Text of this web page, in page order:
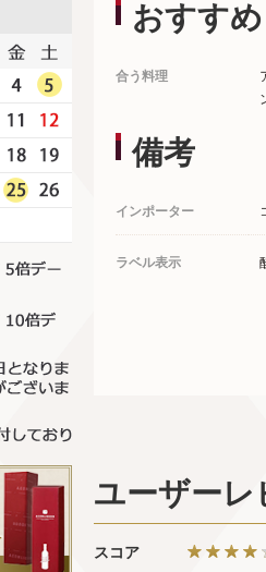
おすすめ
合う料理
備考
インポーター
ラベル表示
ユーザーレ
スコア